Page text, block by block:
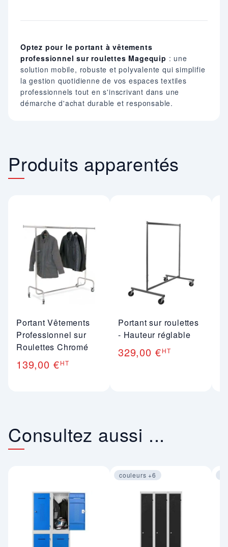
Optez pour le portant à vêtements
professionnel sur roulettes Magequip : une
solution mobile, robuste et polyvalente qui simplifie
la gestion quotidienne de vos espaces textiles
professionnels tout en s'inscrivant dans une
démarche d'achat durable et responsable.
Produits apparentés
Portant Vêtements
Professionnel sur
Roulettes Chromé
139,00 €HT
Portant sur roulettes
- Hauteur réglable
329,00 €HT
Consultez aussi ...
couleurs +6
Image 1 sur 4